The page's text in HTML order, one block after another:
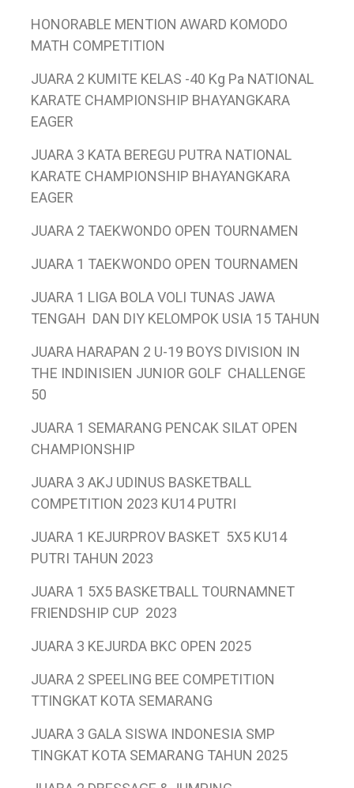
HONORABLE MENTION AWARD KOMODO
MATH COMPETITION
JUARA 2 KUMITE KELAS -40 Kg Pa NATIONAL
KARATE CHAMPIONSHIP BHAYANGKARA
EAGER
JUARA 3 KATA BEREGU PUTRA NATIONAL
KARATE CHAMPIONSHIP BHAYANGKARA
EAGER
JUARA 2 TAEKWONDO OPEN TOURNAMEN
JUARA 1 TAEKWONDO OPEN TOURNAMEN
JUARA 1 LIGA BOLA VOLI TUNAS JAWA
TENGAH DAN DIY KELOMPOK USIA 15 TAHUN
JUARA HARAPAN 2 U-19 BOYS DIVISION IN
THE INDINISIEN JUNIOR GOLF CHALLENGE
50
JUARA 1 SEMARANG PENCAK SILAT OPEN
CHAMPIONSHIP
JUARA 3 AKJ UDINUS BASKETBALL
COMPETITION 2023 KU14 PUTRI
JUARA 1 KEJURPROV BASKET 5X5 KU14
PUTRI TAHUN 2023
JUARA 1 5X5 BASKETBALL TOURNAMNET
FRIENDSHIP CUP 2023
JUARA 3 KEJURDA BKC OPEN 2025
JUARA 2 SPEELING BEE COMPETITION
TTINGKAT KOTA SEMARANG
JUARA 3 GALA SISWA INDONESIA SMP
TINGKAT KOTA SEMARANG TAHUN 2025